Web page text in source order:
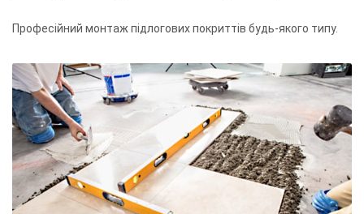
Професійний монтаж підлогових покриттів будь-якого типу.